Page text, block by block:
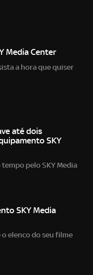
Media Center
a hora que quiser
até dois
SKY
pelo SKY Media
SKY Media
o elenco do seu filme